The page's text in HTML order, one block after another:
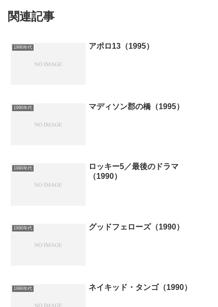
関連記事
1990年代 アポロ13（1995）
1990年代 マディソン郡の橋（1995）
1990年代
ロッキー5／最後のドラマ
（1990）
1990年代 グッドフェローズ（1990）
1990年代 ネイキッド・タンゴ（1990）